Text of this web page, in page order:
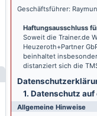
Geschäftsführer:
Haftungsausschluss
Soweit die Trainer.de
Heuzeroth+Partner
beinhaltet
distanziert sich die
1. Datenschutz
Allgemeine Hinweise